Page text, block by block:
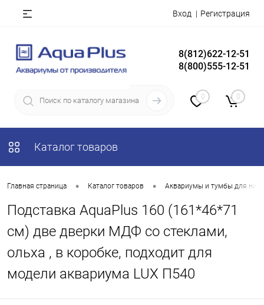
Вход Регистрация
8(812)622-12-51
8(800)555-12-51
0 0
Каталог товаров
Главная страница • Каталог товаров • Аквариумы и тумбы для них
Подставка AquaPlus 160 (161*46*71
см) две дверки МДФ со стеклами,
ольха , в коробке, подходит для
модели аквариума LUX П540